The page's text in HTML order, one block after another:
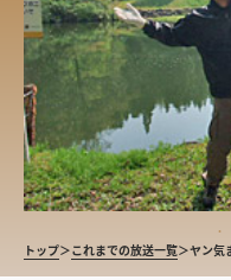
トップ＞これまでの放送一覧＞ヤン気